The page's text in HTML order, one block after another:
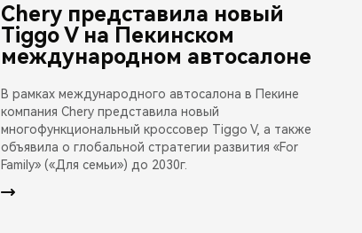
Chery представила новый
Tiggo V на Пекинском
международном автосалоне
В рамках международного автосалона в Пекине
компания Chery представила новый
многофункциональный кроссовер Tiggo V, а также
объявила о глобальной стратегии развития «For
Family» («Для семьи») до 2030г.